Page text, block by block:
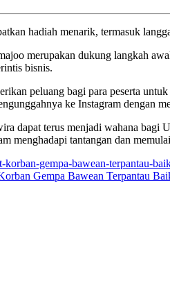
hadiah menarik, termasuk
merupakan dukung langkah
bisnis.
peluang bagi para peserta
ke Instagram dengan
dapat terus menjadi wahana
menghadapi tantangan dan
Gempa Bawean Terpantau